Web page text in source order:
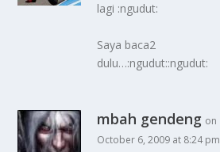
lagi :ngudut:
Saya baca2
dulu…:ngudut::ngudut:
mbah gendeng on
October 6, 2009 at 8:24 pm